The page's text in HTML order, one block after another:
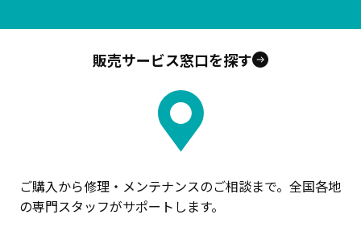
販売サービス窓口を探す
ご購入から修理・メンテナンスのご相談まで。全国各地
の専門スタッフがサポートします。